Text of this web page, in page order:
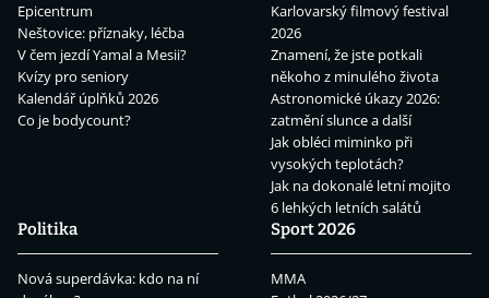
Epicentrum
Neštovice: příznaky, léčba
V čem jezdí Yamal a Mesii?
Kvízy pro seniory
Kalendář úplňků 2026
Co je bodycount?
Karlovarský filmový festival
2026
Znamení, že jste potkali
někoho z minulého života
Astronomické úkazy 2026:
zatmění slunce a další
Jak obléci miminko při
vysokých teplotách?
Jak na dokonalé letní mojito
6 lehkých letních salátů
Politika
Nová superdávka: kdo na ní
Sport 2026
MMA